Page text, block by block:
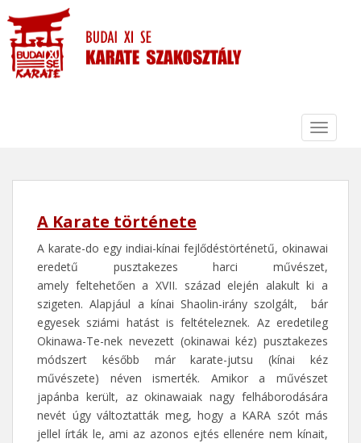
A Karate története
A karate-do egy indiai-kínai fejlődéstörténetű, okinawai
eredetű pusztakezes harci művészet,
amely feltehetően a XVII. század elején alakult ki a
szigeten. Alapjául a kínai Shaolin-irány szolgált, bár
egyesek sziámi hatást is feltételeznek. Az eredetileg
Okinawa-Te-nek nevezett (okinawai kéz) pusztakezes
módszert később már karate-jutsu (kínai kéz
művészete) néven ismerték. Amikor a művészet
japánba került, az okinawaiak nagy felháborodására
nevét úgy változtatták meg, hogy a KARA szót más
jellel írták le, ami az azonos ejtés ellenére nem kínait,